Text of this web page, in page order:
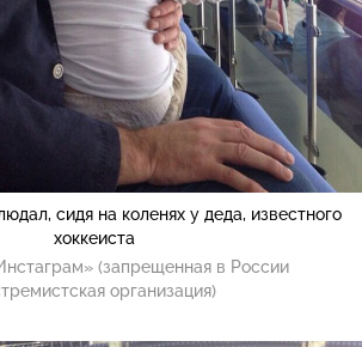
сидя на коленях у деда, известного
хоккеиста
(запрещенная в России
организация)